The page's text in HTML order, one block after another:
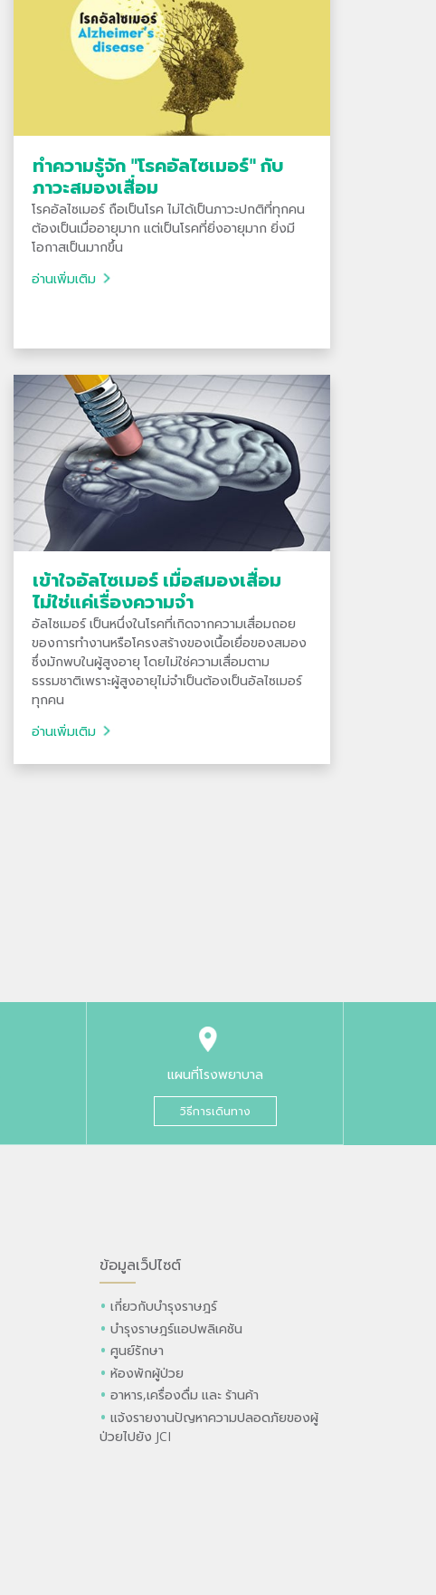
ทำความรู้จัก "โรคอัลไซเมอร์" กับ
ภาวะสมองเสื่อม
โรคอัลไซเมอร์ ถือเป็นโรค ไม่ได้เป็นภาวะปกติที่ทุกคน
ต้องเป็นเมื่ออายุมาก แต่เป็นโรคที่ยิ่งอายุมาก ยิ่งมี
โอกาสเป็นมากขึ้น
อ่านเพิ่มเติม
เข้าใจอัลไซเมอร์ เมื่อสมองเสื่อม
ไม่ใช่แค่เรื่องความจำ
อัลไซเมอร์ เป็นหนึ่งในโรคที่เกิดจากความเสื่อมถอย
ของการทำงานหรือโครงสร้างของเนื้อเยื่อของสมอง
ซึ่งมักพบในผู้สูงอายุ โดยไม่ใช่ความเสื่อมตาม
ธรรมชาติเพราะผู้สูงอายุไม่จำเป็นต้องเป็นอัลไซเมอร์
ทุกคน
อ่านเพิ่มเติม
แผนที่โรงพยาบาล
วิธีการเดินทาง
ข้อมูลเว็ปไซต์
เกี่ยวกับบำรุงราษฎร์
บำรุงราษฎร์แอปพลิเคชัน
ศูนย์รักษา
ห้องพักผู้ป่วย
อาหาร,เครื่องดื่ม และ ร้านค้า
แจ้งรายงานปัญหาความปลอดภัยของผู้
ป่วยไปยัง JCI